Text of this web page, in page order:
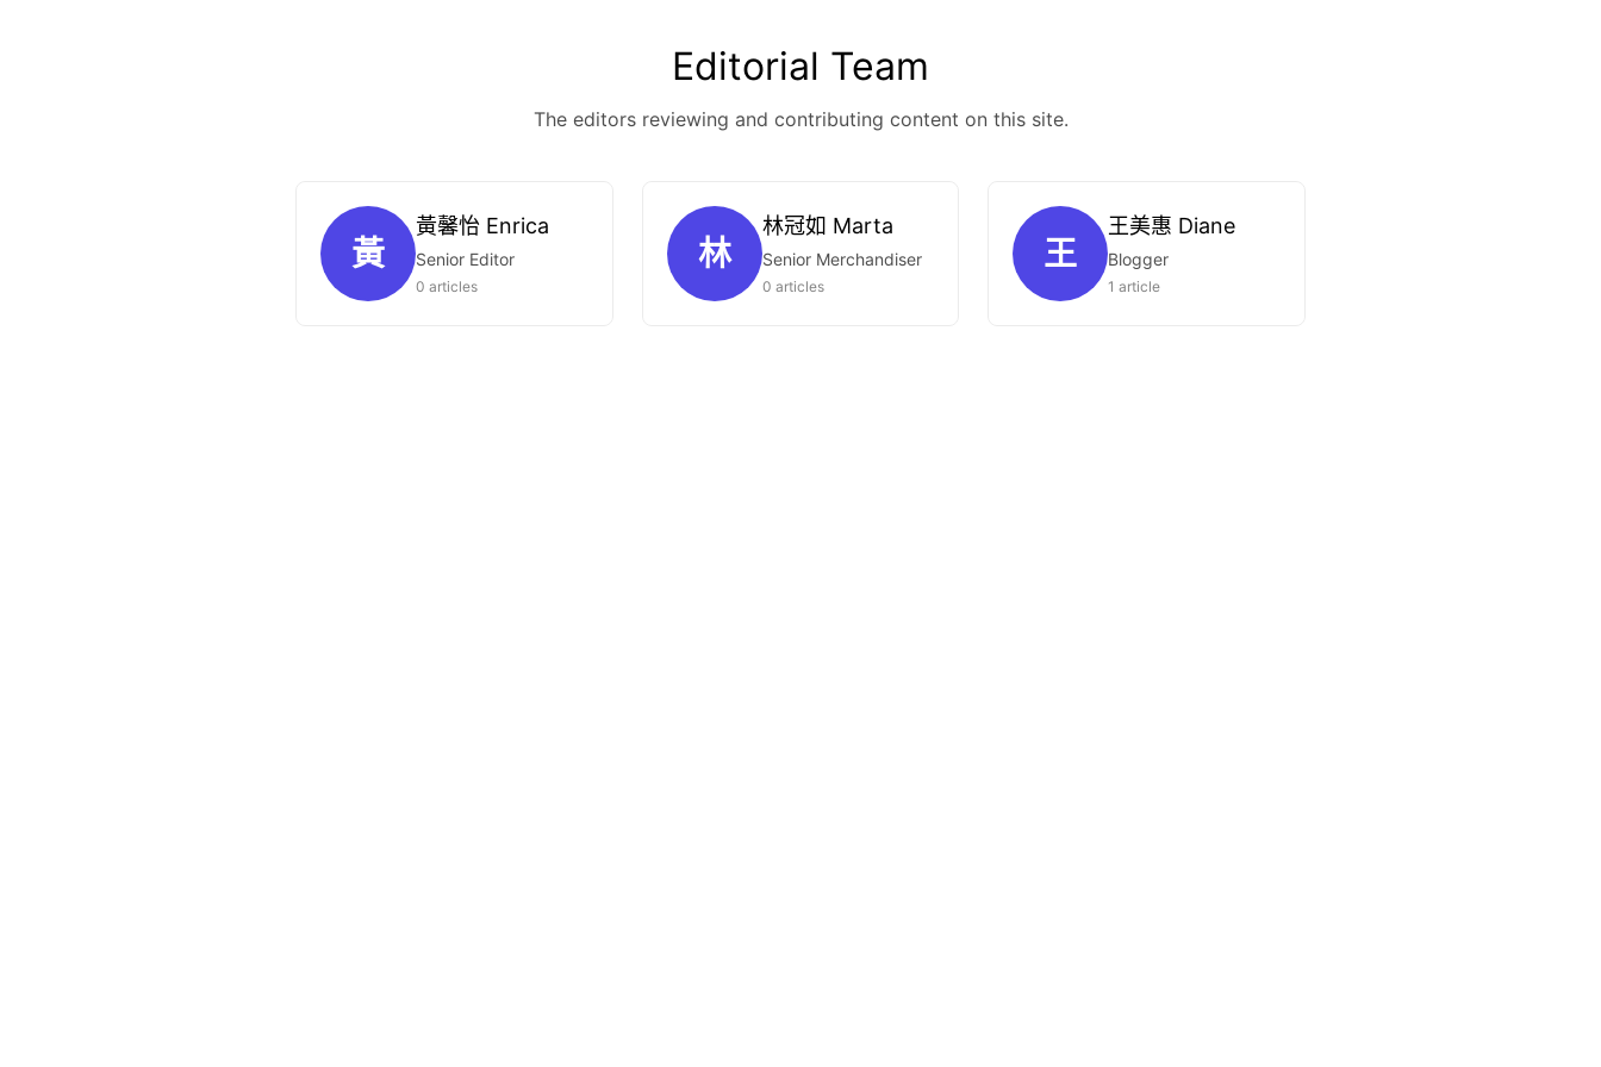
Editorial Team
The editors reviewing and contributing content on this site.
黃
黃馨怡 Enrica
Senior Editor
0 articles
林
林冠如 Marta
Senior Merchandiser
0 articles
王
王美惠 Diane
Blogger
1 article